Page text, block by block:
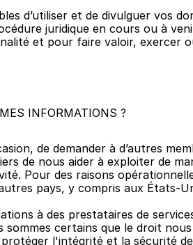
d’utiliser et de divulguer vos
juridique en cours ou à
et pour faire valoir, exercer
INFORMATIONS ?
de demander à d’autres
de nous aider à exploiter de
Pour des raisons
pays, y compris aux États-
à des prestataires de
sommes certains que le droit
l'intégrité et la sécurité